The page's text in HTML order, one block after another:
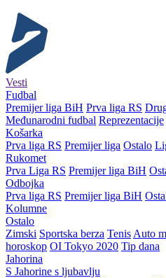
Vesti
Fudbal
Premijer liga BiH Prva liga RS
Međunarodni fudbal Reprezentacije
Košarka
Prva liga RS Premijer liga Ostalo
Rukomet
Prva Liga RS Premijer liga BiH
Odbojka
Prva liga RS Premijer liga BiH
Kolumne
Ostalo
Zimski Sportska berza Tenis Auto
horoskop OI Tokyo 2020 Tip dana
Jahorina
S Jahorine s ljubavlju